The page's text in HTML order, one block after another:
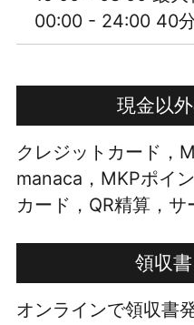
00:00 - 24:00 40
現金以
クレジットカード，
manaca，MKPポイ
カード，QR精算，サ
領収
オンラインで領収書